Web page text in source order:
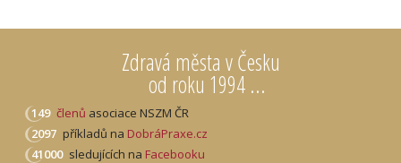
Zdravá města v Česku
od roku 1994 ...
149 členů asociace NSZM ČR
2097 příkladů na DobráPraxe.cz
41000 sledujících na Facebooku